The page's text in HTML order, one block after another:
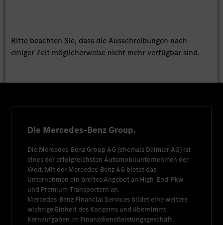
Bitte beachten Sie, dass die Ausschreibungen nach
einiger Zeit möglicherweise nicht mehr verfügbar sind.
Die Mercedes-Benz Group.
Die Mercedes-Benz Group AG (ehemals Daimler AG) ist
eines der erfolgreichsten Automobilunternehmen der
Welt. Mit der Mercedes-Benz AG bietet das
Unternehmen ein breites Angebot an High-End-Pkw
und Premium-Transportern an.
Mercedes-Benz Financial Services bildet eine weitere
wichtige Einheit des Konzerns und übernimmt
Kernaufgaben im Finanzdienstleistungsgeschäft.